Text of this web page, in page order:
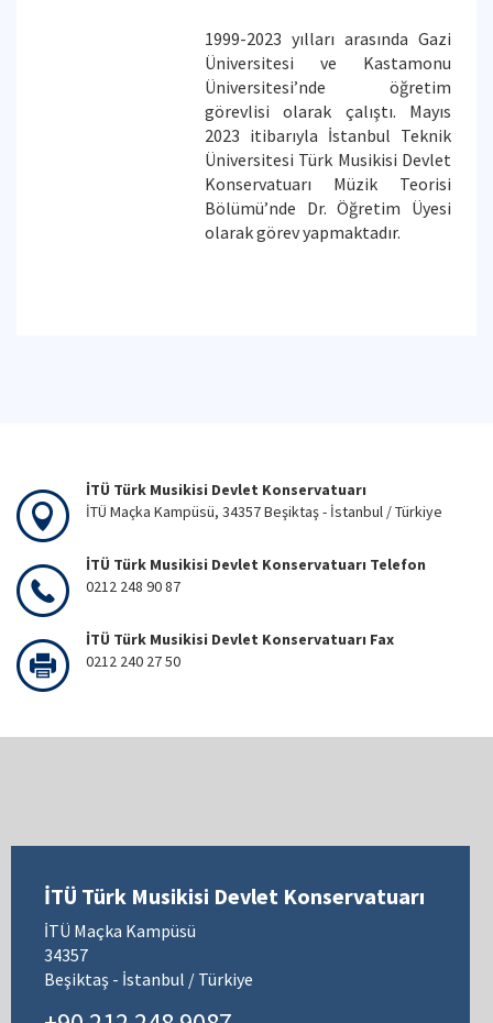
1999-2023 yılları arasında Gazi
Üniversitesi ve Kastamonu
Üniversitesi’nde öğretim
görevlisi olarak çalıştı. Mayıs
2023 itibarıyla İstanbul Teknik
Üniversitesi Türk Musikisi Devlet
Konservatuarı Müzik Teorisi
Bölümü’nde Dr. Öğretim Üyesi
olarak görev yapmaktadır.
İTÜ Türk Musikisi Devlet Konservatuarı
İTÜ Maçka Kampüsü, 34357 Beşiktaş - İstanbul / Türkiye
İTÜ Türk Musikisi Devlet Konservatuarı Telefon
0212 248 90 87
İTÜ Türk Musikisi Devlet Konservatuarı Fax
0212 240 27 50
İTÜ Türk Musikisi Devlet Konservatuarı
İTÜ Maçka Kampüsü
34357
Beşiktaş - İstanbul / Türkiye